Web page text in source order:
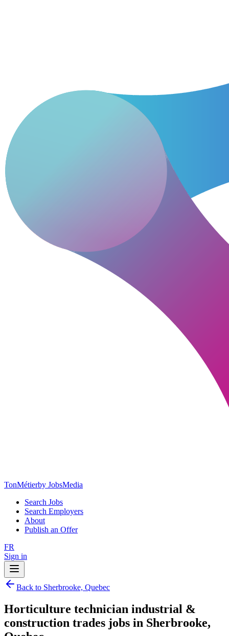
TonMétierby JobsMedia
Search Jobs
Search Employers
About
Publish an Offer
FR
Sign in
Back to Sherbrooke, Quebec
Horticulture technician industrial &
construction trades jobs in Sherbrooke,